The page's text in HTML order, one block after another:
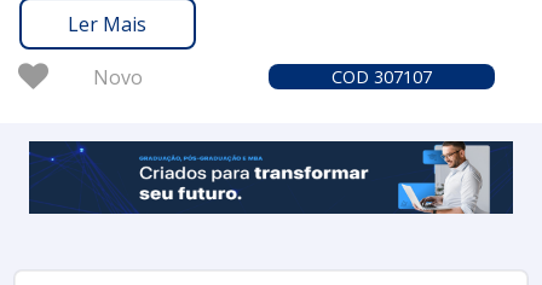
conectar você aos melhores fornecedores de
impressoras de crachá em PVC. Desde 2012, já
contamos com mais de 1,6 milhão de compradores que
Solicite um orçamento no Soluções Industriais e
descubra como a impressora de crachá em PVC pode
trazer agilidade e profissionalismo para suas
Ler Mais
Novo
COD 307107